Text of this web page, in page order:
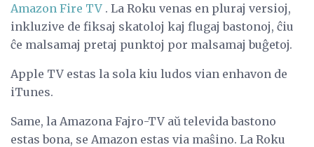
Amazon Fire TV . La Roku venas en pluraj versioj,
inkluzive de fiksaj skatoloj kaj flugaj bastonoj, ĉiu
ĉe malsamaj pretaj punktoj por malsamaj buĝetoj.
Apple TV estas la sola kiu ludos vian enhavon de
iTunes.
Same, la Amazona Fajro-TV aŭ televida bastono
estas bona, se Amazon estas via maŝino. La Roku